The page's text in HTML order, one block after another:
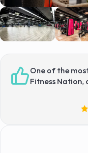
One of the
Fitness Nation,